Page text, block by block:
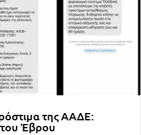
της ΑΑΔΕ:
Έβρου